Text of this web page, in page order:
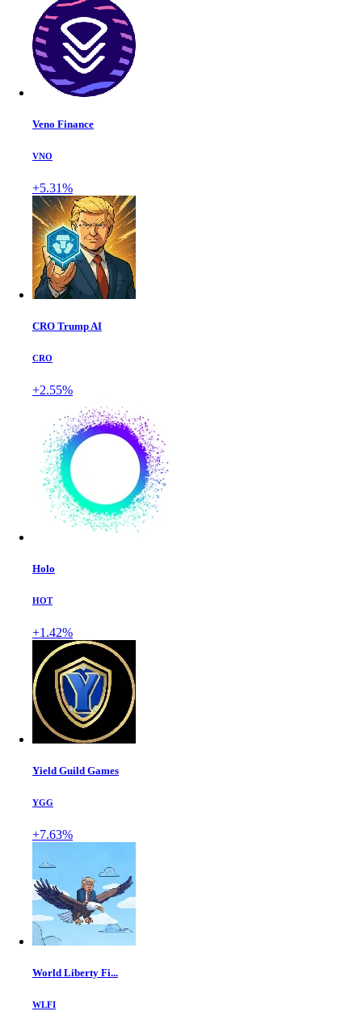
Veno Finance
VNO
+5.31%
CRO Trump AI
CRO
+2.55%
Holo
HOT
+1.42%
Yield Guild Games
YGG
+7.63%
World Liberty Fi...
WLFI